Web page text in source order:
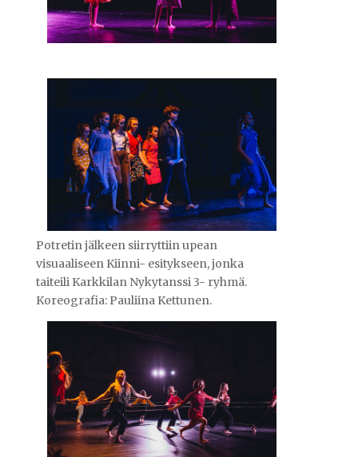
Potretin jälkeen siirryttiin upean
visuaaliseen Kiinni- esitykseen, jonka
taiteili Karkkilan Nykytanssi 3- ryhmä.
Koreografia: Pauliina Kettunen.